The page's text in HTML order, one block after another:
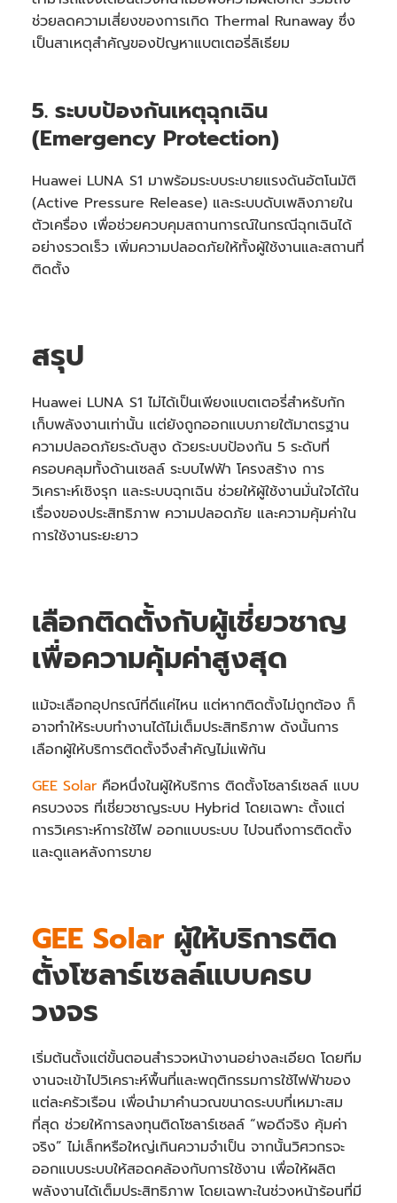
ช่วยลดความเสี่ยงของการเกิด Thermal Runaway ซึ่ง
เป็นสาเหตุสำคัญของปัญหาแบตเตอรี่ลิเธียม
5. ระบบป้องกันเหตุฉุกเฉิน
(Emergency Protection)
Huawei LUNA S1 มาพร้อมระบบระบายแรงดันอัตโนมัติ
(Active Pressure Release) และระบบดับเพลิงภายใน
ตัวเครื่อง เพื่อช่วยควบคุมสถานการณ์ในกรณีฉุกเฉินได้
อย่างรวดเร็ว เพิ่มความปลอดภัยให้ทั้งผู้ใช้งานและสถานที่
ติดตั้ง
สรุป
Huawei LUNA S1 ไม่ได้เป็นเพียงแบตเตอรี่สำหรับกัก
เก็บพลังงานเท่านั้น แต่ยังถูกออกแบบภายใต้มาตรฐาน
ความปลอดภัยระดับสูง ด้วยระบบป้องกัน 5 ระดับที่
ครอบคลุมทั้งด้านเซลล์ ระบบไฟฟ้า โครงสร้าง การ
วิเคราะห์เชิงรุก และระบบฉุกเฉิน ช่วยให้ผู้ใช้งานมั่นใจได้ใน
เรื่องของประสิทธิภาพ ความปลอดภัย และความคุ้มค่าใน
การใช้งานระยะยาว
เลือกติดตั้งกับผู้เชี่ยวชาญ
เพื่อความคุ้มค่าสูงสุด
แม้จะเลือกอุปกรณ์ที่ดีแค่ไหน แต่หากติดตั้งไม่ถูกต้อง ก็
อาจทำให้ระบบทำงานได้ไม่เต็มประสิทธิภาพ ดังนั้นการ
เลือกผู้ให้บริการติดตั้งจึงสำคัญไม่แพ้กัน
GEE Solarคือหนึ่งในผู้ให้บริการ ติดตั้งโซลาร์เซลล์ แบบ
ครบวงจร ที่เชี่ยวชาญระบบ Hybrid โดยเฉพาะ ตั้งแต่
การวิเคราะห์การใช้ไฟ ออกแบบระบบ ไปจนถึงการติดตั้ง
และดูแลหลังการขาย
GEE Solarผู้ให้บริการติด
ตั้งโซลาร์เซลล์แบบครบ
วงจร
เริ่มต้นตั้งแต่ขั้นตอนสำรวจหน้างานอย่างละเอียด โดยทีม
งานจะเข้าไปวิเคราะห์พื้นที่และพฤติกรรมการใช้ไฟฟ้าของ
แต่ละครัวเรือน เพื่อนำมาคำนวณขนาดระบบที่เหมาะสม
ที่สุด ช่วยให้การลงทุนติดโซลาร์เซลล์ “พอดีจริง คุ้มค่า
จริง” ไม่เล็กหรือใหญ่เกินความจำเป็น จากนั้นวิศวกรจะ
ออกแบบระบบให้สอดคล้องกับการใช้งาน เพื่อให้ผลิต
พลังงานได้เต็มประสิทธิภาพ โดยเฉพาะในช่วงหน้าร้อนที่มี